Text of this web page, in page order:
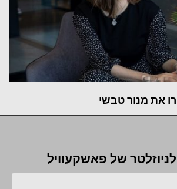
את מנור טבשי
של פאשקעוויל